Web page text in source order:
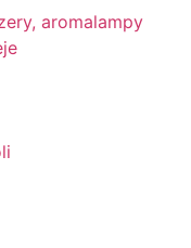
aromalampy